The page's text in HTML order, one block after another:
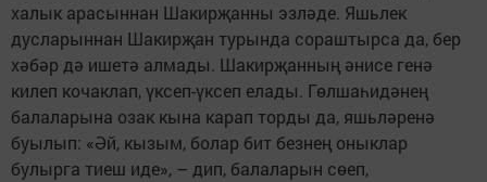
халык арасыннан Шакирҗанны эзләде. Яшьлек
дусларыннан Шакирҗан турында сораштырса да, бер
хәбәр дә ишетә алмады. Шакирҗанның әнисе генә
килеп кочаклап, үксеп-үксеп елады. Гөлшаһидәнең
балаларына озак кына карап торды да, яшьләренә
буылып: «Әй, кызым, болар бит безнең оныклар
булырга тиеш иде», – дип, балаларын сөеп,